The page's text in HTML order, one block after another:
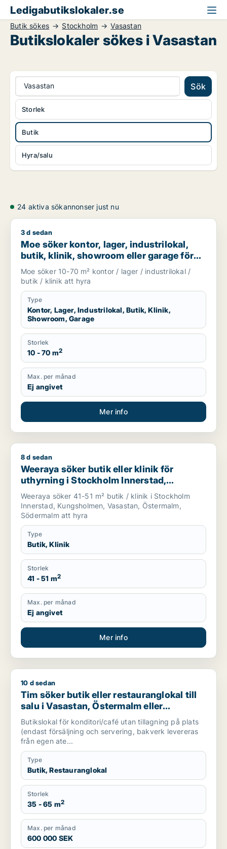
Ledigabutikslokaler.se
Butik sökes Stockholm Vasastan
Butikslokaler sökes i Vasastan
Vasastan Sök
Butik
Hyra/salu
Storlek
24 aktiva sökannonser just nu
Moe söker kontor, lager, industrilokal, butik, klinik,
3 d sedan
Moe söker kontor, lager, industrilokal,
butik, klinik, showroom eller garage för
uthyrning i Stockholm
Moe söker 10-70 m² kontor / lager / industrilokal /
butik / klinik att hyra
Type
Kontor, Lager, Industrilokal, Butik, Klinik,
Showroom, Garage
Storlek
10 - 70 m2
Max. per månad
Ej angivet
Mer info
Weeraya söker butik eller klinik för uthyrning i Stockholm
8 d sedan
Weeraya söker butik eller klinik för
uthyrning i Stockholm Innerstad,
Kungsholmen eller Vasastan m.fl.
Weeraya söker 41-51 m² butik / klinik i Stockholm
Innerstad, Kungsholmen, Vasastan, Östermalm,
Södermalm att hyra
Type
Butik, Klinik
Storlek
41 - 51 m2
Max. per månad
Ej angivet
Mer info
Tim söker butik eller restauranglokal till salu i Vasastan,
10 d sedan
Tim söker butik eller restauranglokal till
salu i Vasastan, Östermalm eller
Södermalm
Butikslokal för konditori/café utan tillagning på plats
(endast försäljning och servering, bakverk levereras
från egen ate...
Type
Butik, Restauranglokal
Storlek
35 - 65 m2
Max. per månad
600 000 SEK